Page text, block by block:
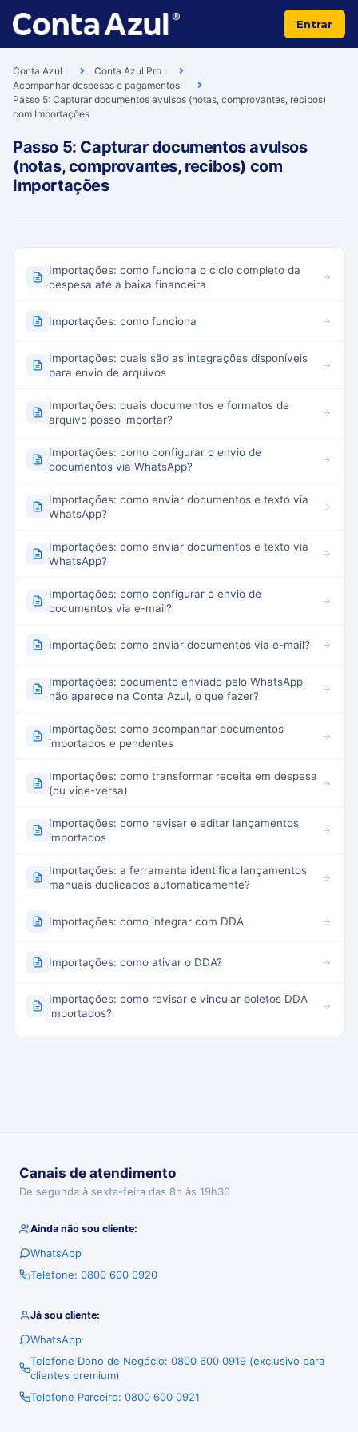
Entrar
Conta Azul
Conta Azul Pro
Acompanhar despesas e pagamentos
Passo 5: Capturar documentos avulsos (notas, comprovantes, recibos)
com Importações
Passo 5: Capturar documentos avulsos
(notas, comprovantes, recibos) com
Importações
Importações: como funciona o ciclo completo da
despesa até a baixa financeira
Importações: como funciona
Importações: quais são as integrações disponíveis
para envio de arquivos
Importações: quais documentos e formatos de
arquivo posso importar?
Importações: como configurar o envio de
documentos via WhatsApp?
Importações: como enviar documentos e texto via
WhatsApp?
Importações: como enviar documentos e texto via
WhatsApp?
Importações: como configurar o envio de
documentos via e-mail?
Importações: como enviar documentos via e-mail?
Importações: documento enviado pelo WhatsApp
não aparece na Conta Azul, o que fazer?
Importações: como acompanhar documentos
importados e pendentes
Importações: como transformar receita em despesa
(ou vice-versa)
Importações: como revisar e editar lançamentos
importados
Importações: a ferramenta identifica lançamentos
manuais duplicados automaticamente?
Importações: como integrar com DDA
Importações: como ativar o DDA?
Importações: como revisar e vincular boletos DDA
importados?
Canais de atendimento
De segunda à sexta-feira das 8h às 19h30
Ainda não sou cliente:
WhatsApp
Telefone: 0800 600 0920
Já sou cliente:
WhatsApp
Telefone Dono de Negócio: 0800 600 0919 (exclusivo para
clientes premium)
Telefone Parceiro: 0800 600 0921